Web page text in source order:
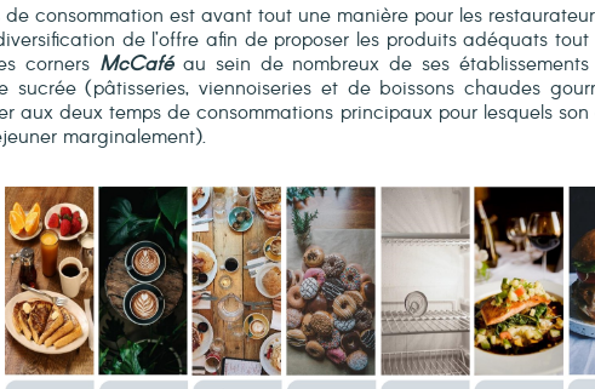
consommation est avant tout une manière pour les
de l’offre afin de proposer les produits adéquats
corners McCafé au sein de nombreux de ses
sucrée (pâtisseries, viennoiseries et de boissons chaudes
aux deux temps de consommations principaux pour lesquels
marginalement).